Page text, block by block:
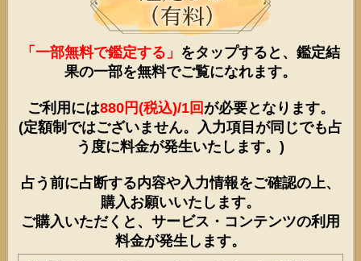
「一部無料で鑑定する」 をタップすると、鑑定結
果の一部を無料でご覧になれます。
ご利用には880円(税込)/1回 が必要となります。
(定額制ではございません。入力項目が同じでも占
う度に料金が発生いたします。)
占う前に占断する内容や入力情報をご確認の上、
購入お願いいたします。
ご購入いただくと、サービス・コンテンツの利用
料金が発生します。